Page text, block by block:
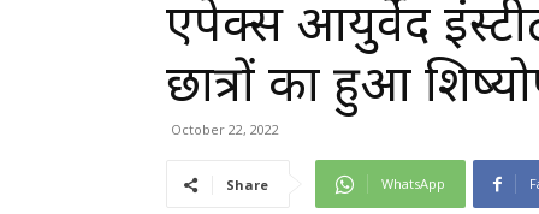
एपेक्स आयुर्वेद
छात्रों का हुआ
October 22, 2022
Share WhatsApp